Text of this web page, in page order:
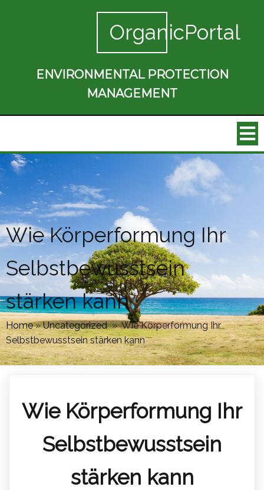
OrganicPortal
ENVIRONMENTAL PROTECTION
MANAGEMENT
Wie Körperformung Ihr
Selbstbewusstsein
stärken kann
Home»Uncategorized »Wie Körperformung Ihr
Selbstbewusstsein stärken kann
Wie Körperformung Ihr
Selbstbewusstsein
stärken kann